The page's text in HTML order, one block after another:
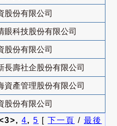
股份有限公司
眼科技股份有限公司
股份有限公司
長壽社企股份有限公司
資產管理股份有限公司
股份有限公司
4, 5 [ 下一頁 / 最後